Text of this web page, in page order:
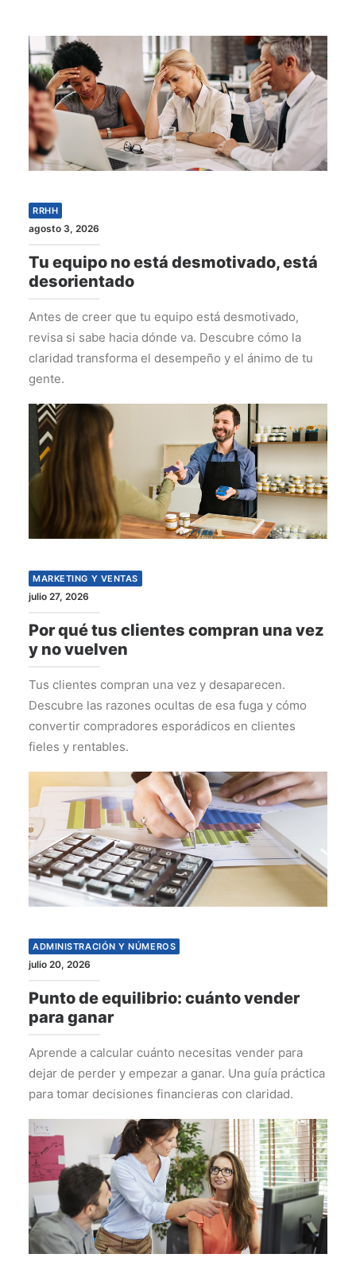
RRHH
agosto 3, 2026
Tu equipo no está desmotivado, está
desorientado
Antes de creer que tu equipo está desmotivado,
revisa si sabe hacia dónde va. Descubre cómo la
claridad transforma el desempeño y el ánimo de tu
gente.
MARKETING Y VENTAS
julio 27, 2026
Por qué tus clientes compran una vez
y no vuelven
Tus clientes compran una vez y desaparecen.
Descubre las razones ocultas de esa fuga y cómo
convertir compradores esporádicos en clientes
fieles y rentables.
ADMINISTRACIÓN Y NÚMEROS
julio 20, 2026
Punto de equilibrio: cuánto vender
para ganar
Aprende a calcular cuánto necesitas vender para
dejar de perder y empezar a ganar. Una guía práctica
para tomar decisiones financieras con claridad.